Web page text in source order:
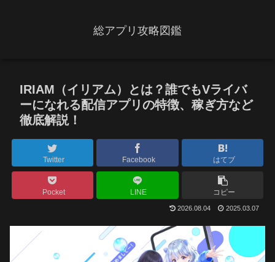
総アプリ攻略図鑑
IRIAM（イリアム）とは？誰でもVライバ
ーになれる配信アプリの特徴、稼ぎ方など
徹底解説！
Twitter Facebook はてブ
Pocket LINE コピー
2026.08.04 2025.03.07